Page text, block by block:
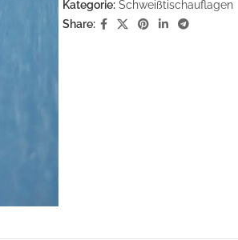
Kategorie: Schweißtischauflagen
Share: